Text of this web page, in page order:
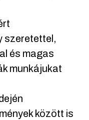
szeretettel,
és magas
munkájukat
között is